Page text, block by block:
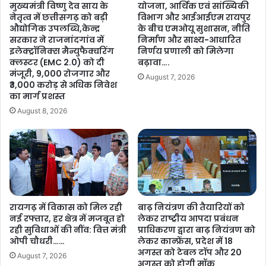
की
ओ
र
क
द
म
…
.
इ
जिं
ग
ए
ग्री
स
मि
ट
’
हु
ए
शा
मि
ल
…
मुख्यमंत्री विष्णु देव साय के
नेतृत्व में छत्तीसगढ़ को बड़ी
औद्योगिक उपलब्धि,केन्द्र
सरकार ने राजनांदगांव में
इलेक्ट्रॉनिक्स मैन्युफैक्चरिंग
क्लस्टर (EMC 2.0) को दी
मंजूरी, 9,000 रोजगार और
₹3,000 करोड़ से अधिक निवेश
का मार्ग प्रशस्त
August 8, 2026
योजना, आर्थिक एवं सांख्यिकी
विभाग और आईआईएम रायपुर
के बीच एमओयू सुशासन, नीति
निर्माण और साक्ष्य-आधारित
निर्णय प्रणाली को मिलेगा
बढ़ावा….
August 7, 2026
रायगढ़ में विकास को मिल रही
नई रफ्तार, हर क्षेत्र में मजबूत हो
रही सुविधाओं की नींव: वित्त मंत्री
ओपी चौधरी……
August 7, 2026
बाढ़ नियंत्रण की तैयारियों को
लेकर राष्ट्रीय आपदा प्रबंधन
प्राधिकरण द्वारा बाढ़ नियंत्रण को
लेकर कान्फ्रेंस, प्रदेश में 18
अगस्त को टेबल टॉप और 20
अगस्त को होगी मॉक